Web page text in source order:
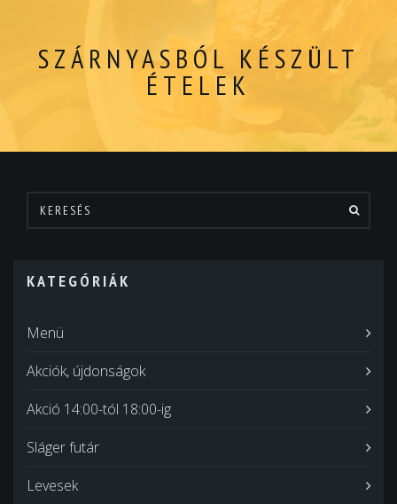
SZÁRNYASBÓL KÉSZÜLT
ÉTELEK
KATEGÓRIÁK
Menü
Akciók, újdonságok
Akció 14:00-tól 18:00-ig
Sláger futár
Levesek